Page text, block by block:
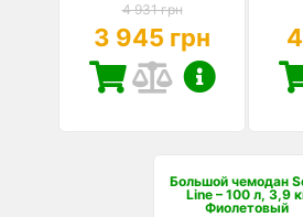
4 931 грн
3 945 грн
Большой чемодан
Line – 100 л, 3,9
Фиолетовый